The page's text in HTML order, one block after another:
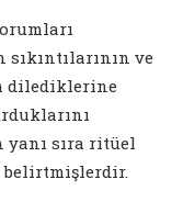
ve
dilediklerine
yanı sıra ritüel
belirtmişlerdir.